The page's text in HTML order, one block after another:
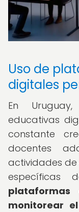
Uso de
digitales
En
educativas
constante
docentes
actividades
específicas
monitorear